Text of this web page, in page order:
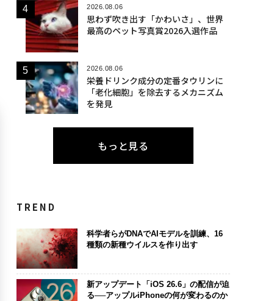
2026.08.06
思わず吹き出す「かわいさ」、世界
最高のペット写真賞2026入選作品
2026.08.06
栄養ドリンク成分の定番タウリンに
「老化細胞」を除去するメカニズム
を発見
もっと見る
TREND
科学者らがDNAでAIモデルを訓練、16
種類の新種ウイルスを作り出す
新アップデート「iOS 26.6」の配信が迫
る──アップルiPhoneの何が変わるのか